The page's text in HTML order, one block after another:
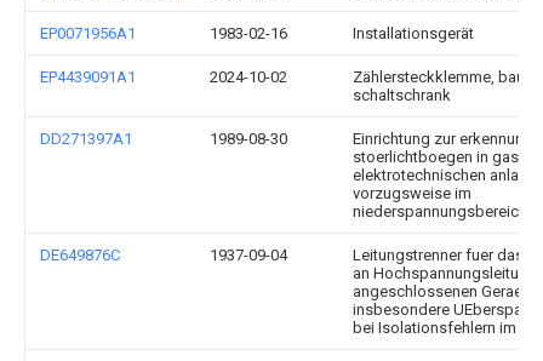
EP0071956A1 1983-02-16 Installationsgerät
EP4439091A1 2024-10-02
Zählersteckklemme,
schaltschrank
DD271397A1 1989-08-30
Einrichtung zur erkennung
stoerlichtboegen in
elektrotechnischen
vorzugsweise im
niederspannungsbereich
DE649876C 1937-09-04
Leitungstrenner fuer das
an
angeschlossenen
insbesondere
bei Isolationsfehlern im